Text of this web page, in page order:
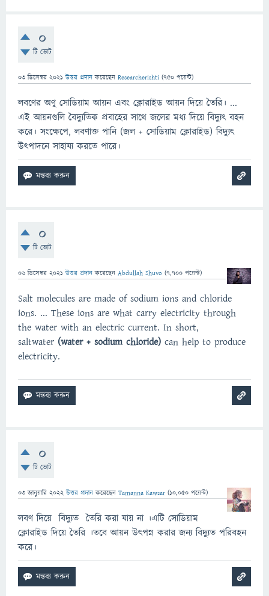
0
টি ভোট
03 ডিসেম্বর 2021 উত্তর প্রদান করেছেন Researcherishti (750 পয়েন্ট)
লবণের অণু সোডিয়াম আয়ন এবং ক্লোরাইড আয়ন দিয়ে তৈরি। ...
এই আয়নগুলি বৈদ্যুতিক প্রবাহের সাথে জলের মধ্য দিয়ে বিদ্যুৎ বহন
করে। সংক্ষেপে, লবণাক্ত পানি (জল + সোডিয়াম ক্লোরাইড) বিদ্যুৎ
উৎপাদনে সাহায্য করতে পারে।
0
টি ভোট
06 ডিসেম্বর 2021 উত্তর প্রদান করেছেন Abdullah Shuvo (7,700 পয়েন্ট)
Salt molecules are made of sodium ions and chloride
ions. ... These ions are what carry electricity through
the water with an electric current. In short,
saltwater (water + sodium chloride) can help to produce
electricity.
0
টি ভোট
03 জানুয়ারি 2022 উত্তর প্রদান করেছেন Tamanna Kawsar (10,050 পয়েন্ট)
লবণ দিয়ে বিদ্যুত তৈরি করা যায় না ।এটি সোডিয়াম
ক্লোরাইড দিয়ে তৈরি ।তবে আয়ন উৎপন্ন করার জন্য বিদ্যুত পরিবহন
করে।